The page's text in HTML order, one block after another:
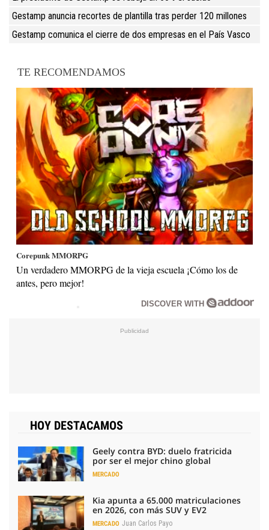
Gestamp anuncia recortes de plantilla tras perder 120 millones
Gestamp comunica el cierre de dos empresas en el País Vasco
TE RECOMENDAMOS
Corepunk MMORPG
Un verdadero MMORPG de la vieja escuela ¡Cómo los de
antes, pero mejor!
DISCOVER WITH
HOY DESTACAMOS
Geely contra BYD: duelo fratricida
por ser el mejor chino global
MERCADO
Kia apunta a 65.000 matriculaciones
en 2026, con más SUV y EV2
MERCADO Juan Carlos Payo